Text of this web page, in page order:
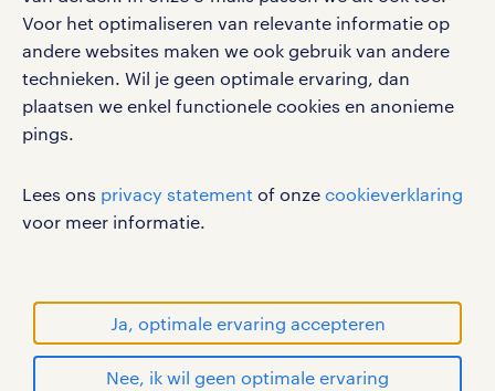
Voor het optimaliseren van relevante informatie op
andere websites maken we ook gebruik van andere
technieken. Wil je geen optimale ervaring, dan
plaatsen we enkel functionele cookies en anonieme
pings.
Lees ons privacy statement of onze cookieverklaring
voor meer informatie.
Ja, optimale ervaring accepteren
Nee, ik wil geen optimale ervaring
social media
Volg ons voor de leukste content omtrent
vacatures, solliciteren en inspiratie.
werken bij randstad
disclaimer